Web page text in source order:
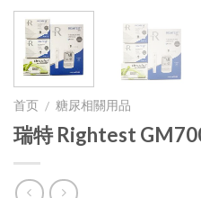
首页 / 糖尿相關用品
瑞特 Rightest